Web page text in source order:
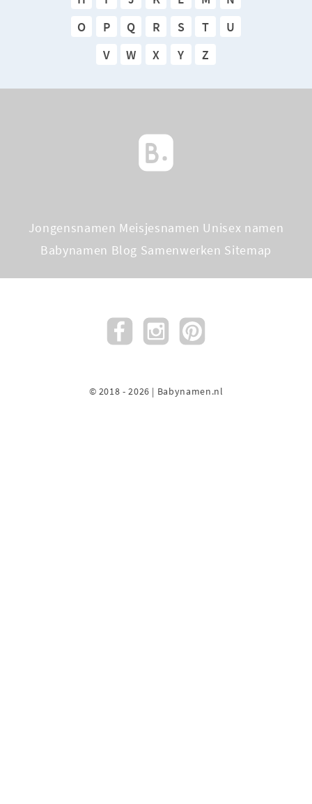
O
P Q R S T
U
V
W X Y Z
Jongensnamen Meisjesnamen Unisex namen
Babynamen Blog Samenwerken Sitemap
© 2018 - 2026 | Babynamen.nl